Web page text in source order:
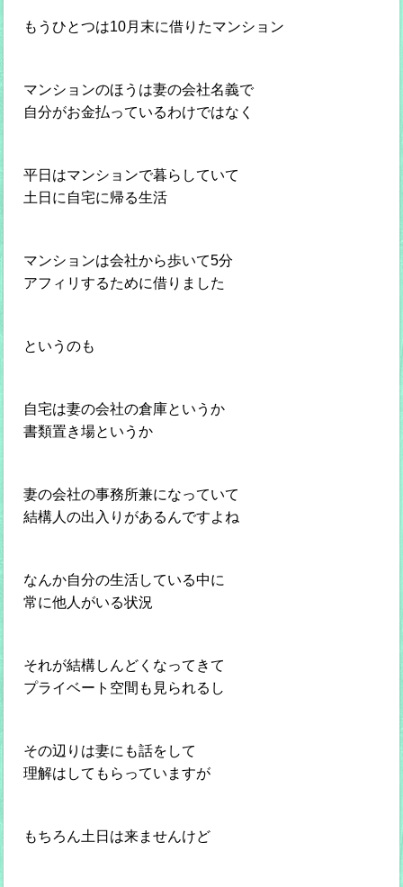
もうひとつは10月末に借りたマンション
マンションのほうは妻の会社名義で
自分がお金払っているわけではなく
平日はマンションで暮らしていて
土日に自宅に帰る生活
マンションは会社から歩いて5分
アフィリするために借りました
というのも
自宅は妻の会社の倉庫というか
書類置き場というか
妻の会社の事務所兼になっていて
結構人の出入りがあるんですよね
なんか自分の生活している中に
常に他人がいる状況
それが結構しんどくなってきて
プライベート空間も見られるし
その辺りは妻にも話をして
理解はしてもらっていますが
もちろん土日は来ませんけど